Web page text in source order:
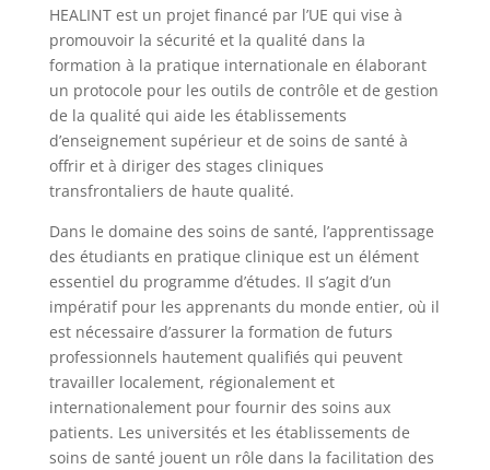
HEALINT est un projet financé par l’UE qui vise à
promouvoir la sécurité et la qualité dans la
formation à la pratique internationale en élaborant
un protocole pour les outils de contrôle et de gestion
de la qualité qui aide les établissements
d’enseignement supérieur et de soins de santé à
offrir et à diriger des stages cliniques
transfrontaliers de haute qualité.
Dans le domaine des soins de santé, l’apprentissage
des étudiants en pratique clinique est un élément
essentiel du programme d’études. Il s’agit d’un
impératif pour les apprenants du monde entier, où il
est nécessaire d’assurer la formation de futurs
professionnels hautement qualifiés qui peuvent
travailler localement, régionalement et
internationalement pour fournir des soins aux
patients. Les universités et les établissements de
soins de santé jouent un rôle dans la facilitation des